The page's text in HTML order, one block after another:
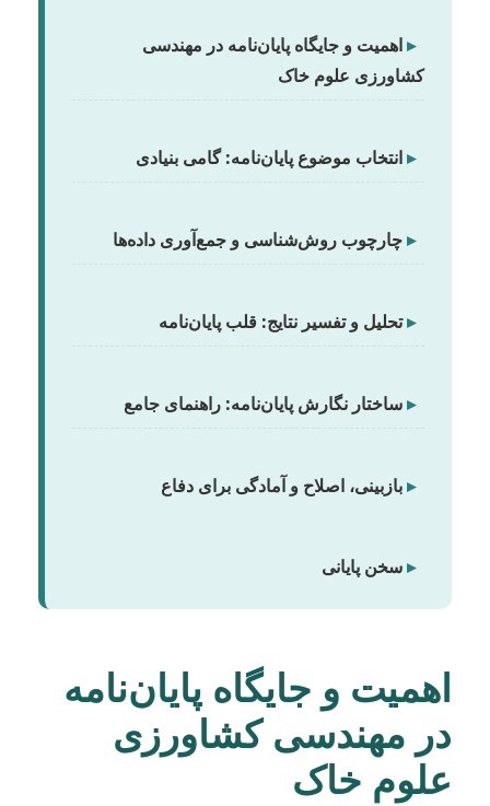
▸اهمیت و جایگاه پایان‌نامه در مهندسی
کشاورزی علوم خاک
▸انتخاب موضوع پایان‌نامه: گامی بنیادی
▸چارچوب روش‌شناسی و جمع‌آوری داده‌ها
▸تحلیل و تفسیر نتایج: قلب پایان‌نامه
▸ساختار نگارش پایان‌نامه: راهنمای جامع
▸بازبینی، اصلاح و آمادگی برای دفاع
▸سخن پایانی
اهمیت و جایگاه پایان‌نامه
در مهندسی کشاورزی
علوم خاک